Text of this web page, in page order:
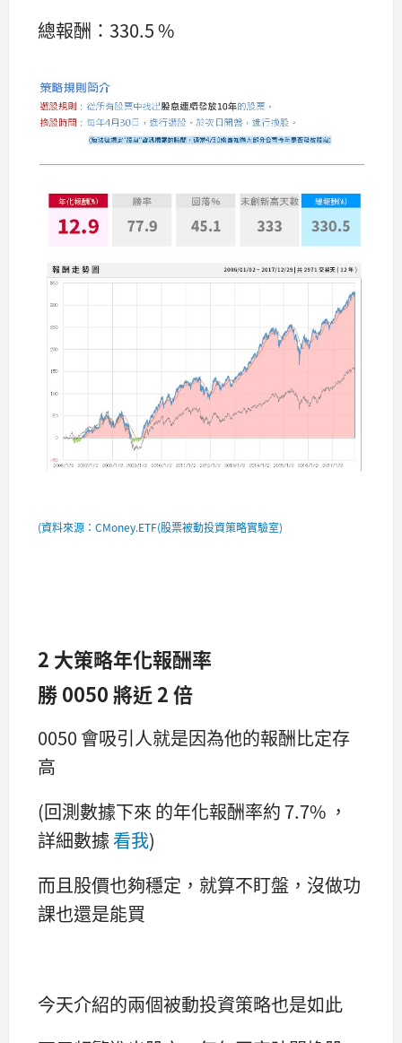
總報酬：330.5 %
(資料來源：CMoney.ETF(股票被動投資策略實驗室)
2 大策略年化報酬率
勝 0050 將近 2 倍
0050 會吸引人就是因為他的報酬比定存
高
(回測數據下來 的年化報酬率約 7.7% ，
詳細數據看我)
而且股價也夠穩定，就算不盯盤，沒做功
課也還是能買
今天介紹的兩個被動投資策略也是如此